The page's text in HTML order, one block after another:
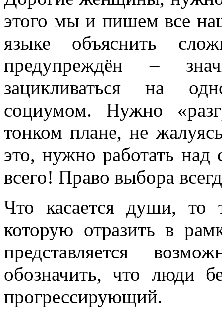
этого мы и пишем все
языке объяснить
предупреждён –
зацикливаться на
социумом. Нужно
тонком плане, не
это, нужно работать
всего! Право выбора
Что касается души, то
которую отразить в
представляется
обозначить, что люди
прогрессирующий.